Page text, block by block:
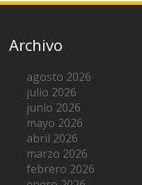
Archivo
agosto 2026
julio 2026
junio 2026
mayo 2026
abril 2026
marzo 2026
febrero 2026